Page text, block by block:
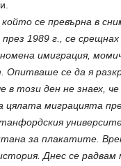
се превърна в
през 1989 г., се
имиграция,
Опитваше се да я
в този ден не знаех,
миграцията
за плакатите.
Днес се